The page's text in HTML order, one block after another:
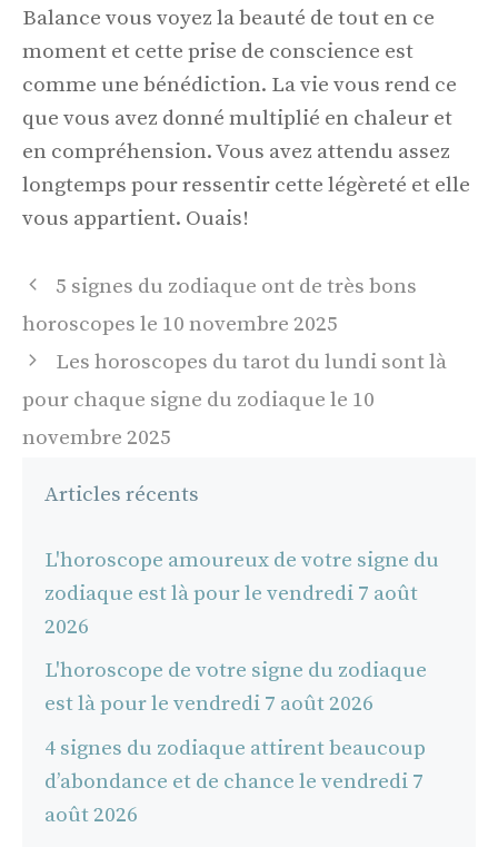
Balance vous voyez la beauté de tout en ce
moment et cette prise de conscience est
comme une bénédiction. La vie vous rend ce
que vous avez donné multiplié en chaleur et
en compréhension. Vous avez attendu assez
longtemps pour ressentir cette légèreté et elle
vous appartient. Ouais!
Navigation
des
5 signes du zodiaque ont de très bons
horoscopes le 10 novembre 2025
Les horoscopes du tarot du lundi sont là
pour chaque signe du zodiaque le 10
novembre 2025
Articles récents
L'horoscope amoureux de votre signe du
zodiaque est là pour le vendredi 7 août
2026
L'horoscope de votre signe du zodiaque
est là pour le vendredi 7 août 2026
4 signes du zodiaque attirent beaucoup
d’abondance et de chance le vendredi 7
août 2026